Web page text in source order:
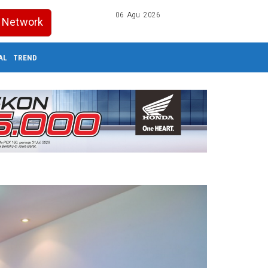
Network 06 Agu 2026
TREND